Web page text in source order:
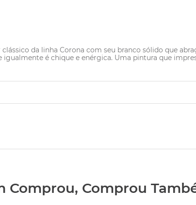
da linha Corona com seu branco sólido que
igualmente é chique e enérgica. Uma pintura que
Comprou, Comprou